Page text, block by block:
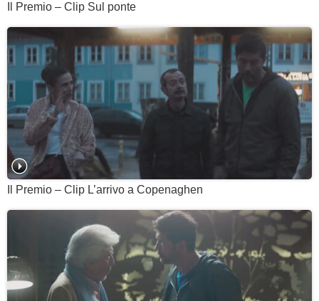
Il Premio – Clip Sul ponte
Il Premio – Clip L’arrivo a Copenaghen